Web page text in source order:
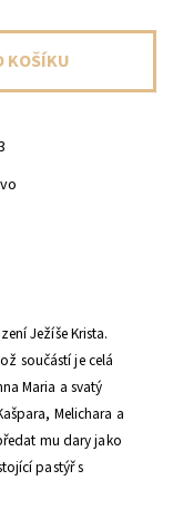
Ježíše Krista.
součástí je celá
Maria a svatý
Melichara a
mu dary jako
pastýř s